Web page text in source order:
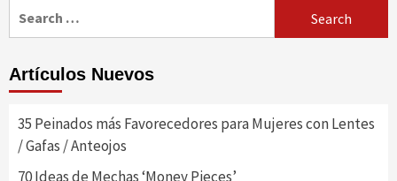
Artículos Nuevos
35 Peinados más Favorecedores para Mujeres con Lentes
/ Gafas / Anteojos
70 Ideas de Mechas ‘Money Pieces’